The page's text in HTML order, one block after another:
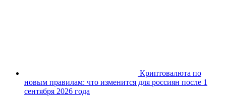
Криптовалюта по
новым правилам: что изменится для россиян после 1
сентября 2026 года